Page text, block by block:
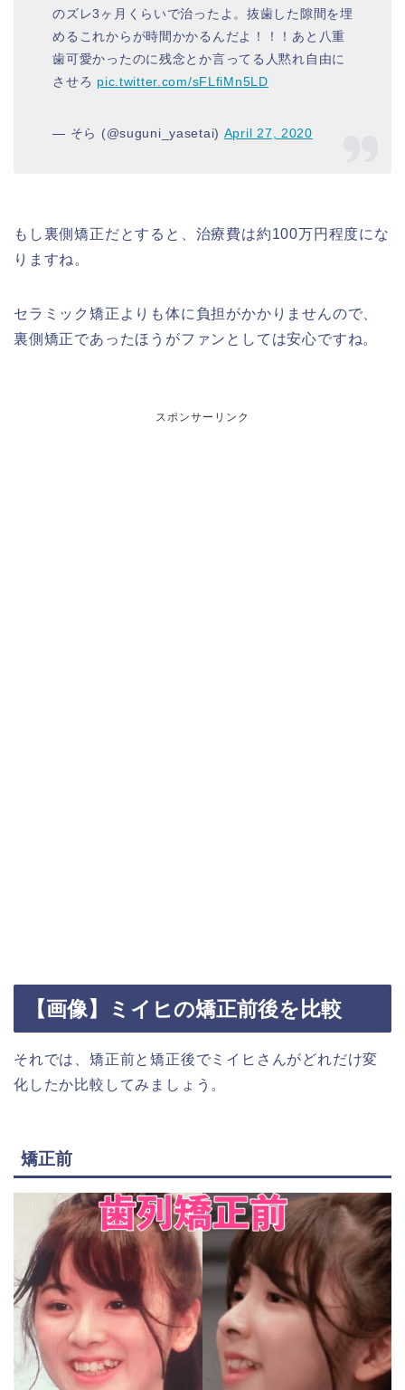
のズレ3ヶ月くらいで治ったよ。抜歯した隙間を埋
めるこれからが時間かかるんだよ！！！あと八重
歯可愛かったのに残念とか言ってる人黙れ自由に
させろ pic.twitter.com/sFLfiMn5LD
— そら (@suguni_yasetai) April 27, 2020
もし裏側矯正だとすると、治療費は約100万円程度にな
りますね。
セラミック矯正よりも体に負担がかかりませんので、
裏側矯正であったほうがファンとしては安心ですね。
スポンサーリンク
【画像】ミイヒの矯正前後を比較
それでは、矯正前と矯正後でミイヒさんがどれだけ変
化したか比較してみましょう。
矯正前